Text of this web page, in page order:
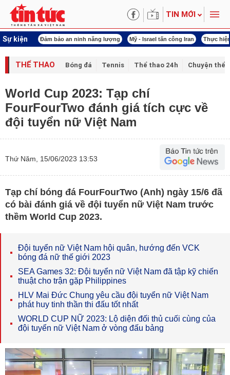
TIN MỚI
Sự kiện
lượng Mỹ - Israel tấn công Iran Thực hiện Nghị quyết 80 Thực hiện
THỂ THAO Bóng đá Tennis Thể thao 24h Chuyện thể
World Cup 2023: Tạp chí
FourFourTwo đánh giá tích cực về
đội tuyển nữ Việt Nam
Thứ Năm, 15/06/2023 13:53
Tạp chí bóng đá FourFourTwo (Anh) ngày 15/6 đã
có bài đánh giá về đội tuyển nữ Việt Nam trước
thềm World Cup 2023.
Đội tuyển nữ Việt Nam hội quân, hướng đến VCK
bóng đá nữ thế giới 2023
SEA Games 32: Đội tuyển nữ Việt Nam đã tập kỹ chiến
thuật cho trận gặp Philippines
HLV Mai Đức Chung yêu cầu đội tuyển nữ Việt Nam
phát huy tinh thần thi đấu tốt nhất
WORLD CUP NỮ 2023: Lộ diện đối thủ cuối cùng của
đội tuyển nữ Việt Nam ở vòng đấu bảng